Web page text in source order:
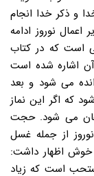
و ذکر خدا انجام
نوروز ادامه
است که در کتاب
اشاره شده است
می شود و بعد
که اگر این نماز
می شود. حجت
از جمله غسل
خوش اظهار داشت:
است که زیاد